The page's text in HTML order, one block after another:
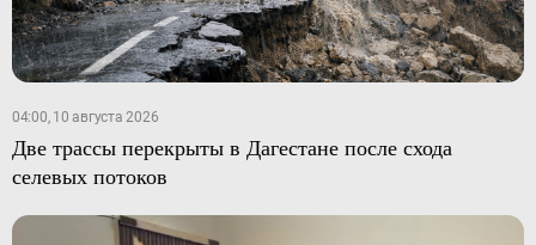
04:00, 10 августа 2026
Две трассы перекрыты в Дагестане после схода
селевых потоков